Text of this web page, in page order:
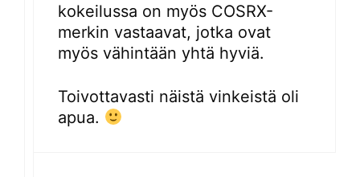
kokeilussa on myös COSRX-
merkin vastaavat, jotka ovat
myös vähintään yhtä hyviä.
Toivottavasti näistä vinkeistä oli
apua.